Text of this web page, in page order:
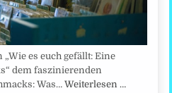
es euch gefällt: Eine
dem faszinierenden
Was…Weiterlesen …